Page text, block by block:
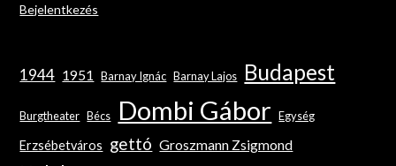
Bejelentkezés
1944 1951 Barnay Ignác Barnay Lajos Budapest
Burgtheater Bécs Dombi Gábor Egység
Erzsébetváros gettó Groszmann Zsigmond